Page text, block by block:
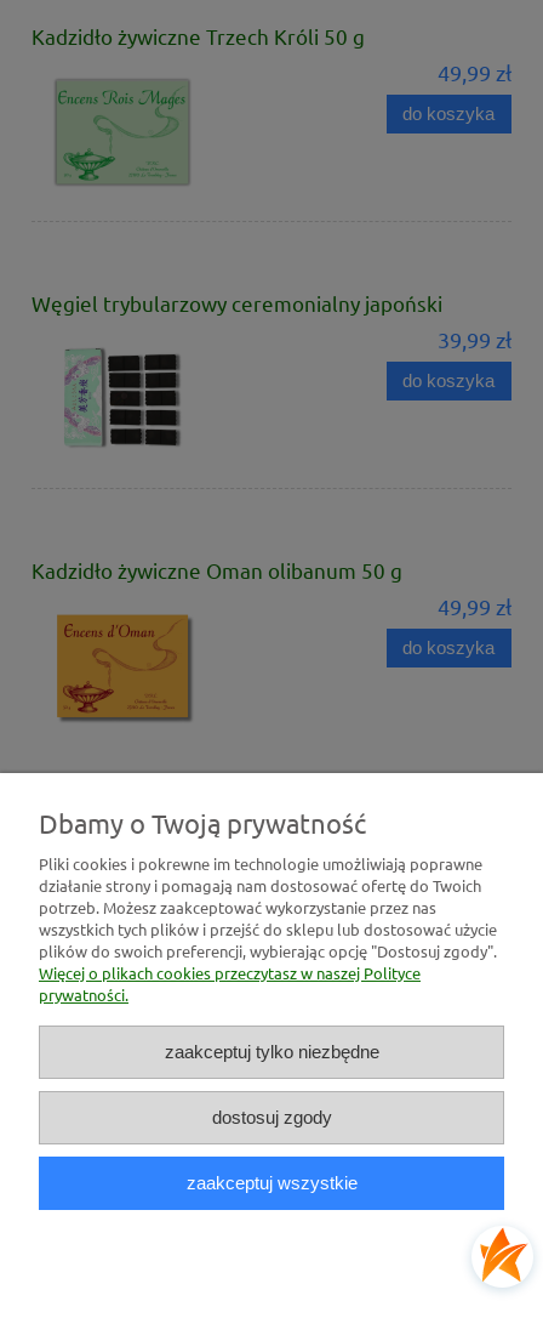
Kadzidło żywiczne Trzech Króli 50 g
49,99 zł
do koszyka
Węgiel trybularzowy ceremonialny japoński
39,99 zł
do koszyka
Kadzidło żywiczne Oman olibanum 50 g
49,99 zł
do koszyka
Pomoc
Moje konto
Informacje
O nas
Dbamy o Twoją prywatność
Pliki cookies i pokrewne im technologie umożliwiają poprawne
działanie strony i pomagają nam dostosować ofertę do Twoich
potrzeb. Możesz zaakceptować wykorzystanie przez nas
wszystkich tych plików i przejść do sklepu lub dostosować użycie
plików do swoich preferencji, wybierając opcję "Dostosuj zgody".
Więcej o plikach cookies przeczytasz w naszej Polityce
prywatności.
zaakceptuj tylko niezbędne
dostosuj zgody
zaakceptuj wszystkie